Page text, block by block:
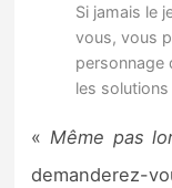
Si jamais le
vous, vous
personnage
les solutions
« Même pas
demanderez-